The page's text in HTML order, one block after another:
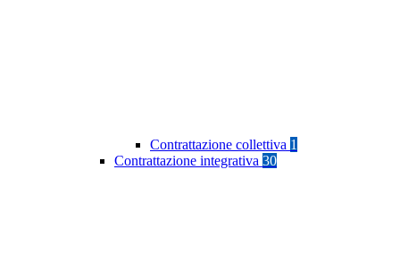
Contrattazione collettiva 1
Contrattazione integrativa 30